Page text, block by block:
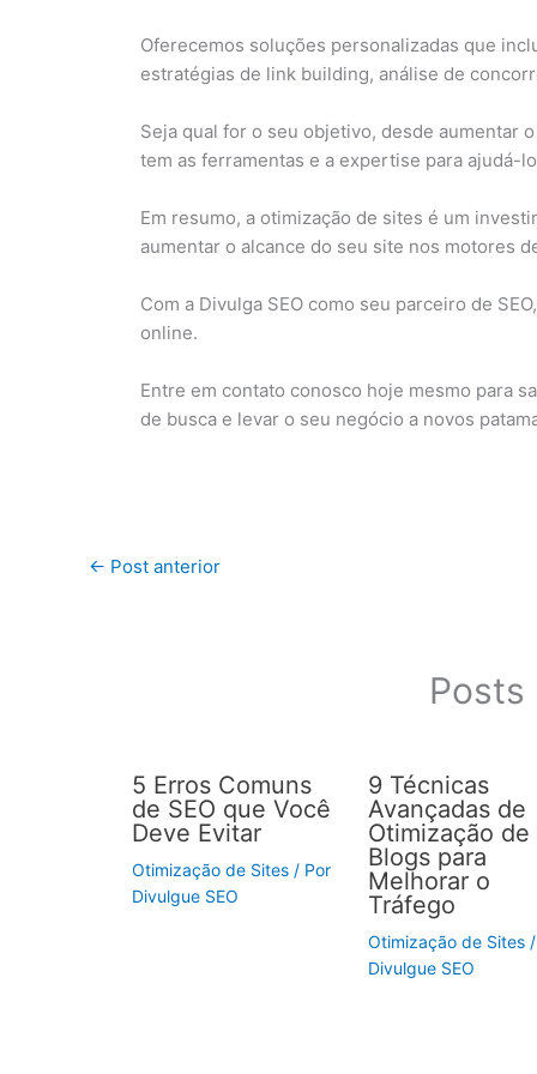
Oferecemos soluções personalizadas que
estratégias de link building, análise de
Seja qual for o seu objetivo, desde aumentar
tem as ferramentas e a expertise para ajudá-
Em resumo, a otimização de sites é um
aumentar o alcance do seu site nos motores
Com a Divulga SEO como seu parceiro de
online.
Entre em contato conosco hoje mesmo para
de busca e levar o seu negócio a novos
← Post anterior
Posts
5 Erros Comuns
de SEO que Você
Deve Evitar
Otimização de Sites/ Por
Divulgue SEO
9 Técnicas
Avançadas de
Otimização de
Blogs para
Melhorar o
Tráfego
Otimização de Sites
Divulgue SEO